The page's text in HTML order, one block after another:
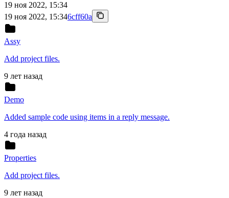
19 ноя 2022, 15:34
19 ноя 2022, 15:346cff60a
Assy
Add project files.
9 лет назад
Demo
Added sample code using items in a reply message.
4 года назад
Properties
Add project files.
9 лет назад